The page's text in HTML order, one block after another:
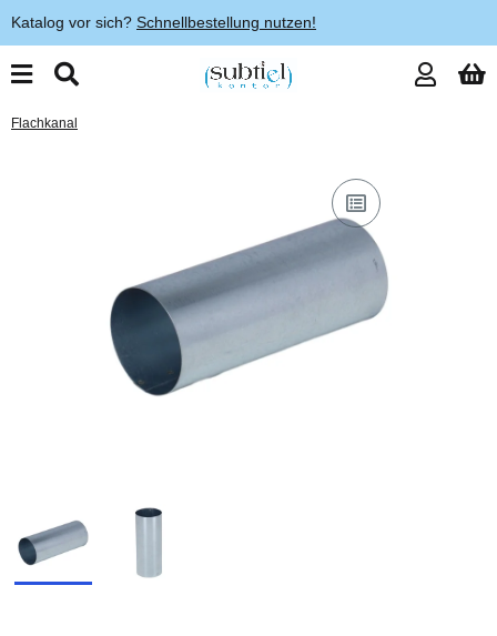
Katalog vor sich? Schnellbestellung nutzen!
Flachkanal